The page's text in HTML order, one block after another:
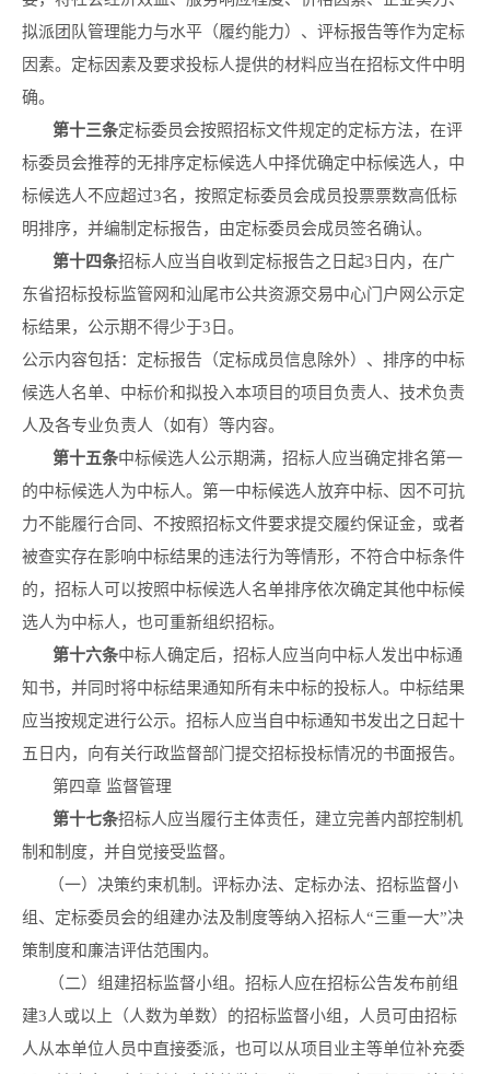
拟派团队管理能力与水平（履约能力）、评标报告等作为定标
因素。定标因素及要求投标人提供的材料应当在招标文件中明
确。
第十三条定标委员会按照招标文件规定的定标方法，在评
标委员会推荐的无排序定标候选人中择优确定中标候选人，中
标候选人不应超过3名，按照定标委员会成员投票票数高低标
明排序，并编制定标报告，由定标委员会成员签名确认。
第十四条招标人应当自收到定标报告之日起3日内，在广
东省招标投标监管网和汕尾市公共资源交易中心门户网公示定
标结果，公示期不得少于3日。
公示内容包括：定标报告（定标成员信息除外）、排序的中标
候选人名单、中标价和拟投入本项目的项目负责人、技术负责
人及各专业负责人（如有）等内容。
第十五条中标候选人公示期满，招标人应当确定排名第一
的中标候选人为中标人。第一中标候选人放弃中标、因不可抗
力不能履行合同、不按照招标文件要求提交履约保证金，或者
被查实存在影响中标结果的违法行为等情形，不符合中标条件
的，招标人可以按照中标候选人名单排序依次确定其他中标候
选人为中标人，也可重新组织招标。
第十六条中标人确定后，招标人应当向中标人发出中标通
知书，并同时将中标结果通知所有未中标的投标人。中标结果
应当按规定进行公示。招标人应当自中标通知书发出之日起十
五日内，向有关行政监督部门提交招标投标情况的书面报告。
第四章 监督管理
第十七条招标人应当履行主体责任，建立完善内部控制机
制和制度，并自觉接受监督。
（一）决策约束机制。评标办法、定标办法、招标监督小
组、定标委员会的组建办法及制度等纳入招标人“三重一大”决
策制度和廉洁评估范围内。
（二）组建招标监督小组。招标人应在招标公告发布前组
建3人或以上（人数为单数）的招标监督小组，人员可由招标
人从本单位人员中直接委派，也可以从项目业主等单位补充委